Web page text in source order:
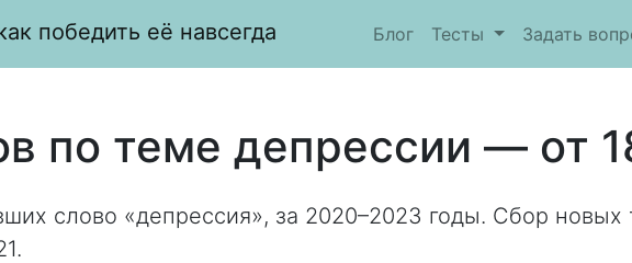
победить её навсегда Блог Тесты Задать
по теме депрессии — от
слово «депрессия», за 2020–2023 годы. Сбор новых